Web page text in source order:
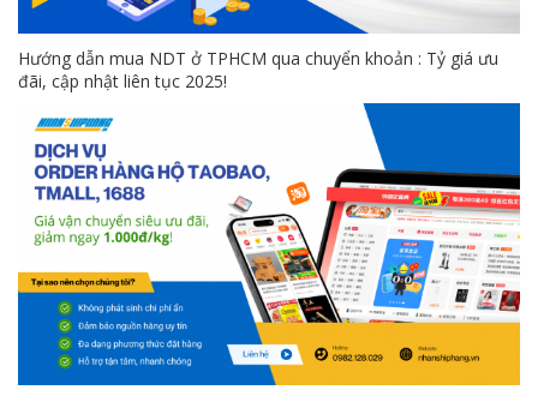
Hướng dẫn mua NDT ở TPHCM qua chuyển khoản : Tỷ giá ưu
đãi, cập nhật liên tục 2025!